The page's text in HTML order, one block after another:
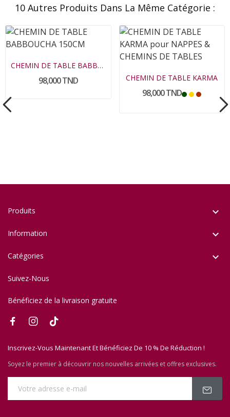
10 Autres Produits Dans La Même Catégorie :
CHEMIN DE TABLE BABBOUCHA
98,000 TND CHEMIN DE TABLE KARMA
98,000 TND
Produits 
Information 
Catégories 
Suivez-Nous
Bénéficiez de la livraison gratuite
Inscrivez-Vous Maintenant Et Bénéficiez De 10 % De Réduction !
Soyez le premier à découvrir nos nouvelles arrivées et offres exclusives.